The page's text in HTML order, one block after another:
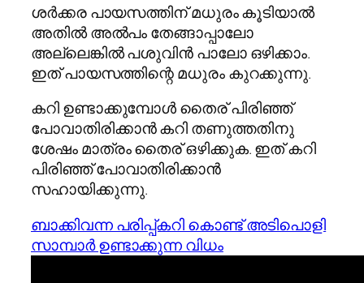
ശര്‍ക്കര പായസത്തിന് മധുരം കൂടിയാല്‍
അതില്‍ അല്‍പം തേങ്ങാപ്പാലോ
അല്ലെങ്കില്‍ പശുവിന്‍ പാലോ ഒഴിക്കാം.
ഇത് പായസത്തിന്റെ മധുരം കുറക്കുന്നു.
കറി ഉണ്ടാക്കുമ്പോള്‍ തൈര് പിരിഞ്ഞ്
പോവാതിരിക്കാന്‍ കറി തണുത്തതിനു
ശേഷം മാത്രം തൈര് ഒഴിക്കുക. ഇത് കറി
പിരിഞ്ഞ് പോവാതിരിക്കാന്‍
സഹായിക്കുന്നു.
ബാക്കിവന്ന പരിപ്പ്കറി കൊണ്ട് അടിപൊളി
സാമ്പാർ ഉണ്ടാക്കുന്ന വിധം